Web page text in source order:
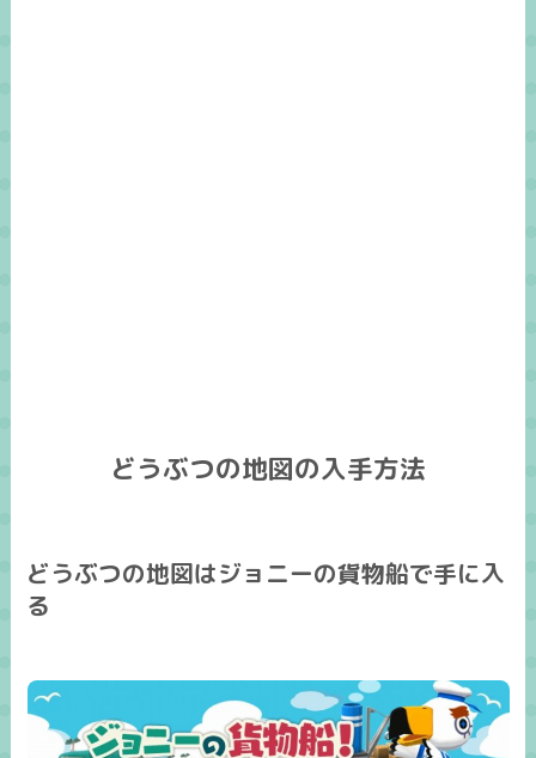
どうぶつの地図の入手方法
どうぶつの地図はジョニーの貨物船で手に入
る